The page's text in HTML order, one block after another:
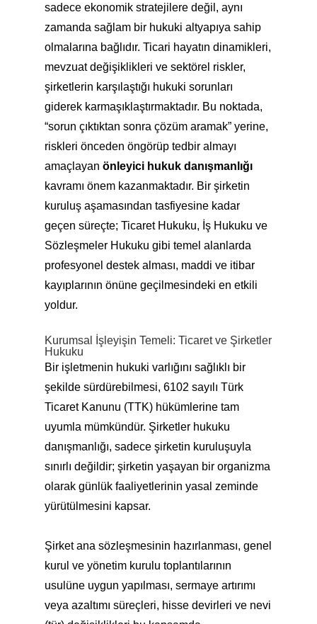
sadece ekonomik stratejilere değil, aynı
zamanda sağlam bir hukuki altyapıya sahip
olmalarına bağlıdır. Ticari hayatın dinamikleri,
mevzuat değişiklikleri ve sektörel riskler,
şirketlerin karşılaştığı hukuki sorunları
giderek karmaşıklaştırmaktadır. Bu noktada,
“sorun çıktıktan sonra çözüm aramak” yerine,
riskleri önceden öngörüp tedbir almayı
amaçlayan önleyici hukuk danışmanlığı
kavramı önem kazanmaktadır. Bir şirketin
kuruluş aşamasından tasfiyesine kadar
geçen süreçte; Ticaret Hukuku, İş Hukuku ve
Sözleşmeler Hukuku gibi temel alanlarda
profesyonel destek alması, maddi ve itibar
kayıplarının önüne geçilmesindeki en etkili
yoldur.
Kurumsal İşleyişin Temeli: Ticaret ve Şirketler
Hukuku
Bir işletmenin hukuki varlığını sağlıklı bir
şekilde sürdürebilmesi, 6102 sayılı Türk
Ticaret Kanunu (TTK) hükümlerine tam
uyumla mümkündür. Şirketler hukuku
danışmanlığı, sadece şirketin kuruluşuyla
sınırlı değildir; şirketin yaşayan bir organizma
olarak günlük faaliyetlerinin yasal zeminde
yürütülmesini kapsar.
Şirket ana sözleşmesinin hazırlanması, genel
kurul ve yönetim kurulu toplantılarının
usulüne uygun yapılması, sermaye artırımı
veya azaltımı süreçleri, hisse devirleri ve nevi